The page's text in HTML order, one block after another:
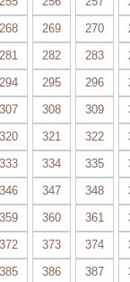
268 269 270
281 282 283
294 295 296
307 308 309
320 321 322
333 334 335
346 347 348
359 360 361
372 373 374
385 386 387